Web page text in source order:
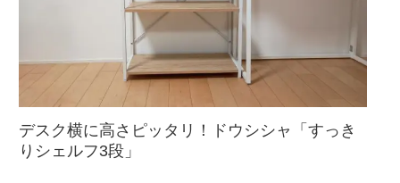
デスク横に高さピッタリ！ドウシシャ「すっき
りシェルフ3段」